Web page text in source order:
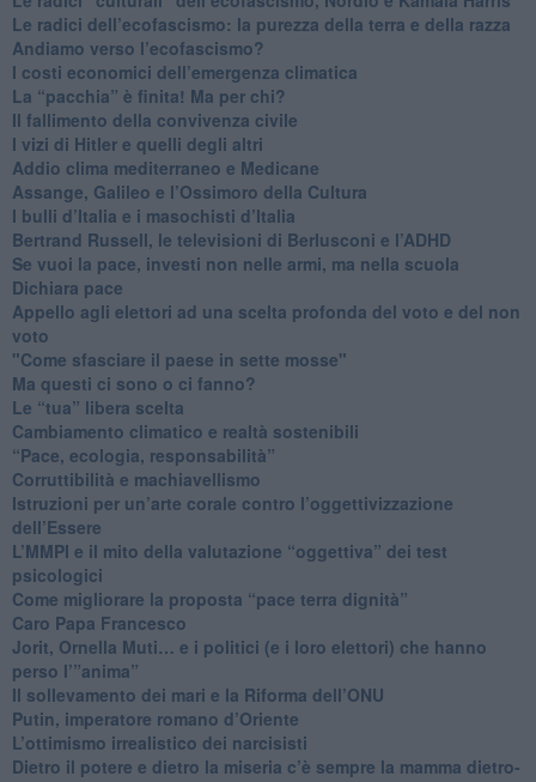
Le radici dell’ecofascismo: la purezza della terra e della razza
Andiamo verso l’ecofascismo?
I costi economici dell’emergenza climatica
​La “pacchia” è finita! Ma per chi?
​Il fallimento della convivenza civile
​I vizi di Hitler e quelli degli altri
Addio clima mediterraneo e Medicane
​Assange, Galileo e l’Ossimoro della Cultura
​I bulli d’Italia e i masochisti d’Italia
​Bertrand Russell, le televisioni di Berlusconi e l’ADHD
​Se vuoi la pace, investi non nelle armi, ma nella scuola
​Dichiara pace
​Appello agli elettori ad una scelta profonda del voto e del non
voto
"Come sfasciare il paese in sette mosse"
​Ma questi ci sono o ci fanno?
​Le “tua” libera scelta
Cambiamento climatico e realtà sostenibili
“Pace, ecologia, responsabilità”
​Corruttibilità e machiavellismo
Istruzioni per un’arte corale contro l’oggettivizzazione
dell’Essere
​L’MMPI e il mito della valutazione “oggettiva” dei test
psicologici
Come migliorare la proposta “pace terra dignità”
Caro Papa Francesco
​Jorit, Ornella Muti… e i politici (e i loro elettori) che hanno
perso l’”anima”
​Il sollevamento dei mari e la Riforma dell’ONU
Putin, imperatore romano d’Oriente
​L’ottimismo irrealistico dei narcisisti
​Dietro il potere e dietro la miseria c’è sempre la mamma dietro-